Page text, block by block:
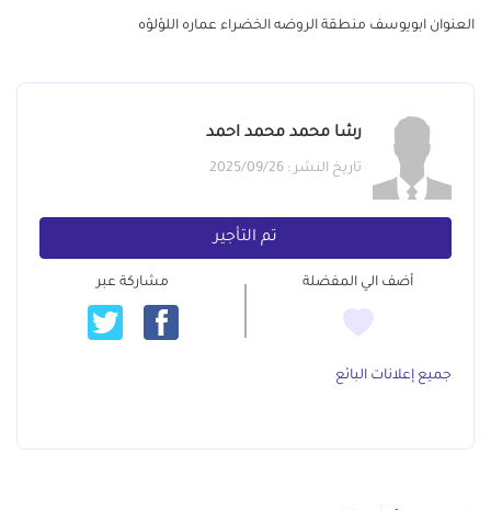
العنوان ابويوسف منطقة الروضه الخضراء عماره اللؤلؤه
رشا محمد محمد احمد
تاريخ النشر : 2025/09/26
تم التأجير
أضف الي المفضلة مشاركة عبر
جميع إعلانات البائع